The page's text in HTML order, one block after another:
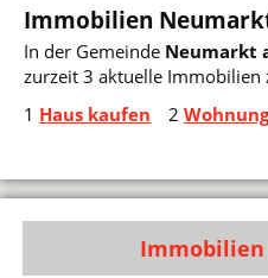
Immobilien
In der Gemeinde Neumarkt
zurzeit 3 aktuelle Immobilien
1 Haus kaufen 2